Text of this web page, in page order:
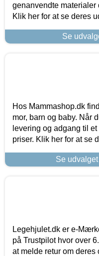
genanvendte materialer
Klik her for at se deres
Se
Hos Mammashop.dk
mor, barn og baby. Når
levering og adgang til
priser. Klik her for at se
Se
Legehjulet.dk er e-
på Trustpilot hvor over
at melde retur om